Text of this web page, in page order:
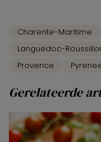
Charente-Maritime
Languedoc-
Provence
Gerelateerde